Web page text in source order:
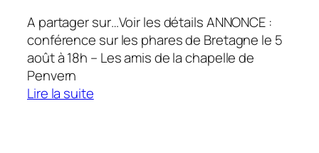
A partager sur…Voir les détails ANNONCE :
conférence sur les phares de Bretagne le 5
août à 18h – Les amis de la chapelle de
Penvern
Lire la suite: